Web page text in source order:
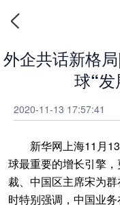
外企共话新格
球“
2020-11-13 17:57:41
新华网上海11月13
球最重要的增长引擎
裁、中国区主席宋为
时特别强调，中国业